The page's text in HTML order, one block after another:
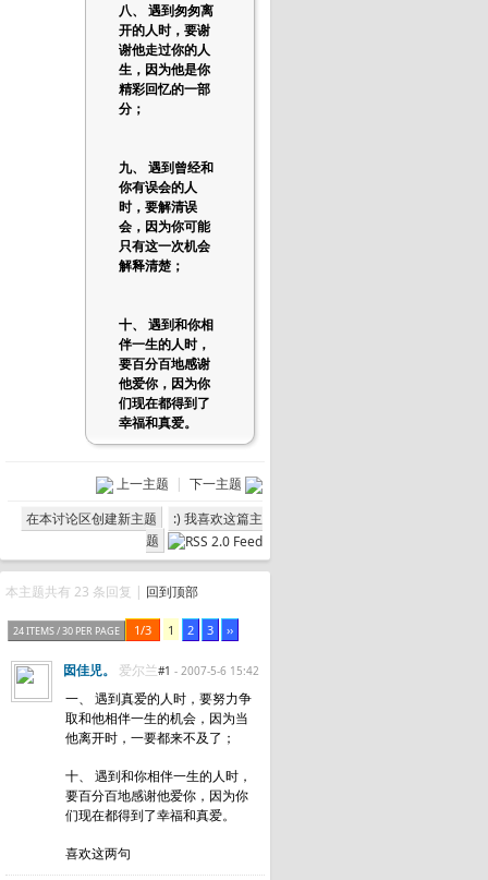
八、 遇到匆匆离
开的人时，要谢
谢他走过你的人
生，因为他是你
精彩回忆的一部
分；
九、 遇到曾经和
你有误会的人
时，要解清误
会，因为你可能
只有这一次机会
解释清楚；
十、 遇到和你相
伴一生的人时，
要百分百地感谢
他爱你，因为你
们现在都得到了
幸福和真爱。
上一主题 | 下一主题
在本讨论区创建新主题
:) 我喜欢这篇主
题
本主题共有 23 条回复 | 回到顶部
24 ITEMS / 30 PER PAGE 1/3 1 2 3 ››
#1 - 2007-5-6 15:42
囡佳児。
爱尔兰
一、 遇到真爱的人时，要努力争
取和他相伴一生的机会，因为当
他离开时，一要都来不及了；
十、 遇到和你相伴一生的人时，
要百分百地感谢他爱你，因为你
们现在都得到了幸福和真爱。
喜欢这两句